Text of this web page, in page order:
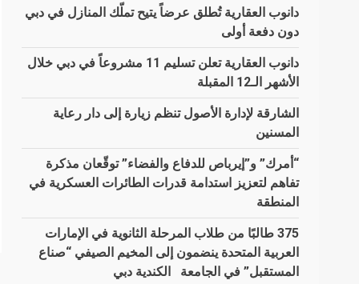
دانوب العقارية تُطلق عرضاً يتيح تملّك المنازل في دبي
دون دفعة أولى
دانوب العقارية تعلن تسليم 11 مشروعاً في دبي خلال
الأشهر الـ12 المقبلة
الشارقة لإدارة الأصول تنظم زيارة إلى دار رعاية
المسنين
“أمرك” و”إيرباص للدفاع والفضاء” توقّعان مذكرة
تفاهم لتعزيز استدامة قدرات الطائرات العسكرية في
المنطقة
375 طالبًا من طلاب المرحلة الثانوية في الإمارات
العربية المتحدة ينضمون إلى المخيم الصيفي “صناع
المستقبل” في الجامعة الكندية دبي